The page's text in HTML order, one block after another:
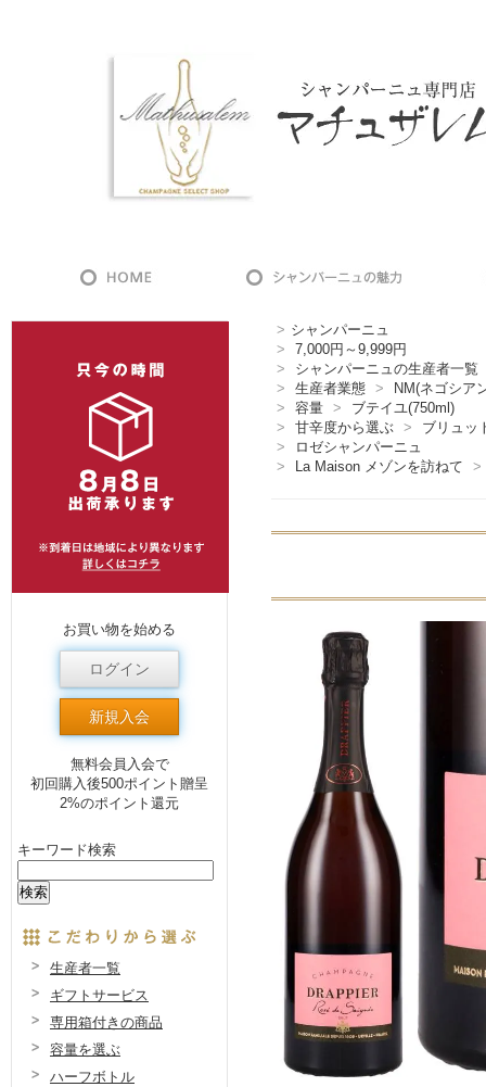
> シャンパーニュ
>
7,000円～9,999円
>
シャンパーニュの生産者一覧
>
生産者業態 >
NM(ネゴシア
>
容量 >
ブテイユ(750ml)
>
甘辛度から選ぶ >
ブリュッ
>
ロゼシャンパーニュ
>
La Maison メゾンを訪ねて >
お買い物を始める
ログイン
新規入会
無料会員入会で
初回購入後500ポイント贈呈
2%のポイント還元
キーワード検索
生産者一覧
ギフトサービス
専用箱付きの商品
容量を選ぶ
ハーフボトル